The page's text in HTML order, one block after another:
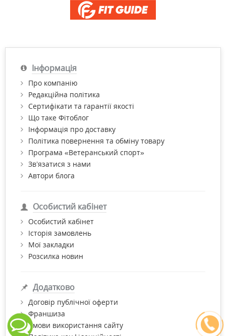
Інформація
Про компанію
Редакційна політика
Сертифікати та гарантії якості
Що таке Фітоблог
Інформація про доставку
Політика повернення та обміну товару
Програма «Ветеранський спорт»
Зв’язатися з нами
Автори блога
Особистий кабінет
Особистий кабінет
Історія замовлень
Мої закладки
Розсилка новин
Додатково
Договір публічної оферти
Франшиза
Умови використання сайту